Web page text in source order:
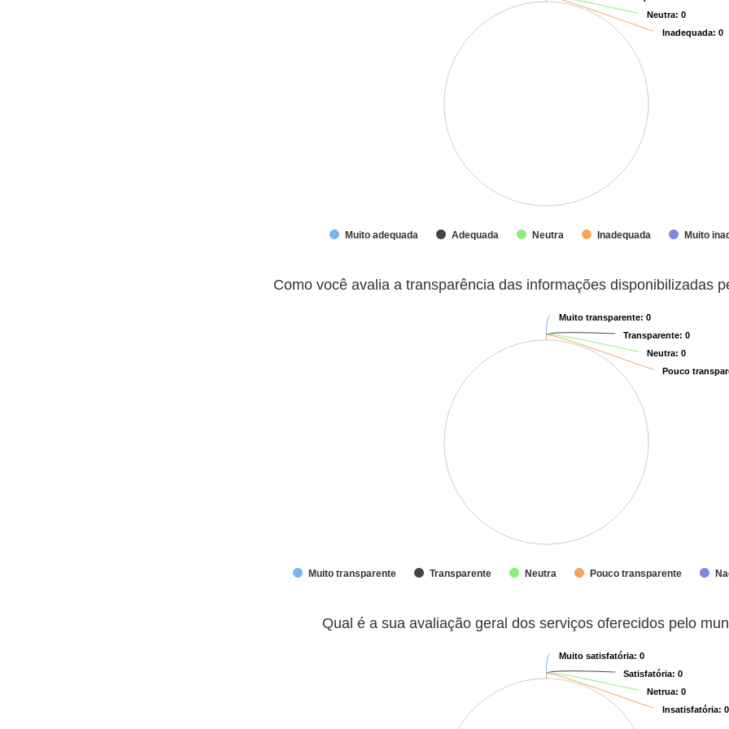
Neutra: 0
Neutra: 0
Inadequada: 0
Inadequada: 0
Muito adequada Adequada Neutra Inadequada Muito
Como você avalia a transparência das informações disponibilizadas pelo município?
Como você avalia a transparência das informações disponibilizadas
Muito transparente: 0
Muito transparente: 0
Transparente: 0
Transparente: 0
Neutra: 0
Neutra: 0
Pouco
Pouco
Muito transparente Transparente Neutra Pouco transparente
Qual é a sua avaliação geral dos serviços oferecidos pelo município?
Qual é a sua avaliação geral dos serviços oferecidos pelo
Muito satisfatória: 0
Muito satisfatória: 0
Satisfatória: 0
Satisfatória: 0
Netrua: 0
Netrua: 0
Insatisfatória: 0
Insatisfatória: 0